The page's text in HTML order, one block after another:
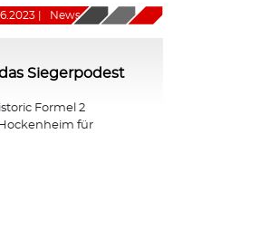
News
Siegerpodest
Formel 2
für